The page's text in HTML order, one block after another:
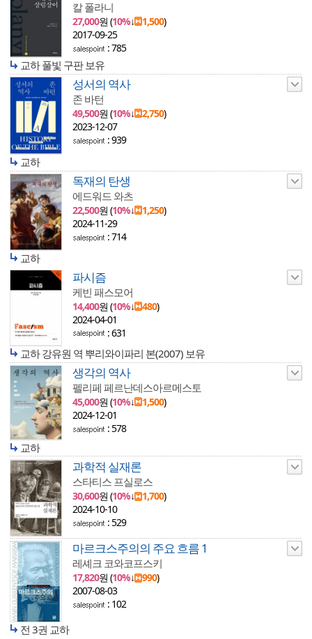
칼 폴라니
27,000원 (10%↓ 1,500)
2017-09-25
: 785
교하 풀빛 구판 보유
성서의 역사
존 바턴
49,500원 (10%↓ 2,750)
2023-12-07
: 939
교하
독재의 탄생
에드워드 와츠
22,500원 (10%↓ 1,250)
2024-11-29
: 714
교하
파시즘
케빈 패스모어
14,400원 (10%↓ 480)
2024-04-01
: 631
교하 강유원 역 뿌리와이파리 본(2007) 보유
생각의 역사
펠리페 페르난데스아르메스토
45,000원 (10%↓ 1,500)
2024-12-01
: 578
교하
과학적 실재론
스타티스 프실로스
30,600원 (10%↓ 1,700)
2024-10-10
: 529
마르크스주의의 주요 흐름 1
레셰크 코와코프스키
17,820원 (10%↓ 990)
2007-08-03
: 102
전 3권 교하